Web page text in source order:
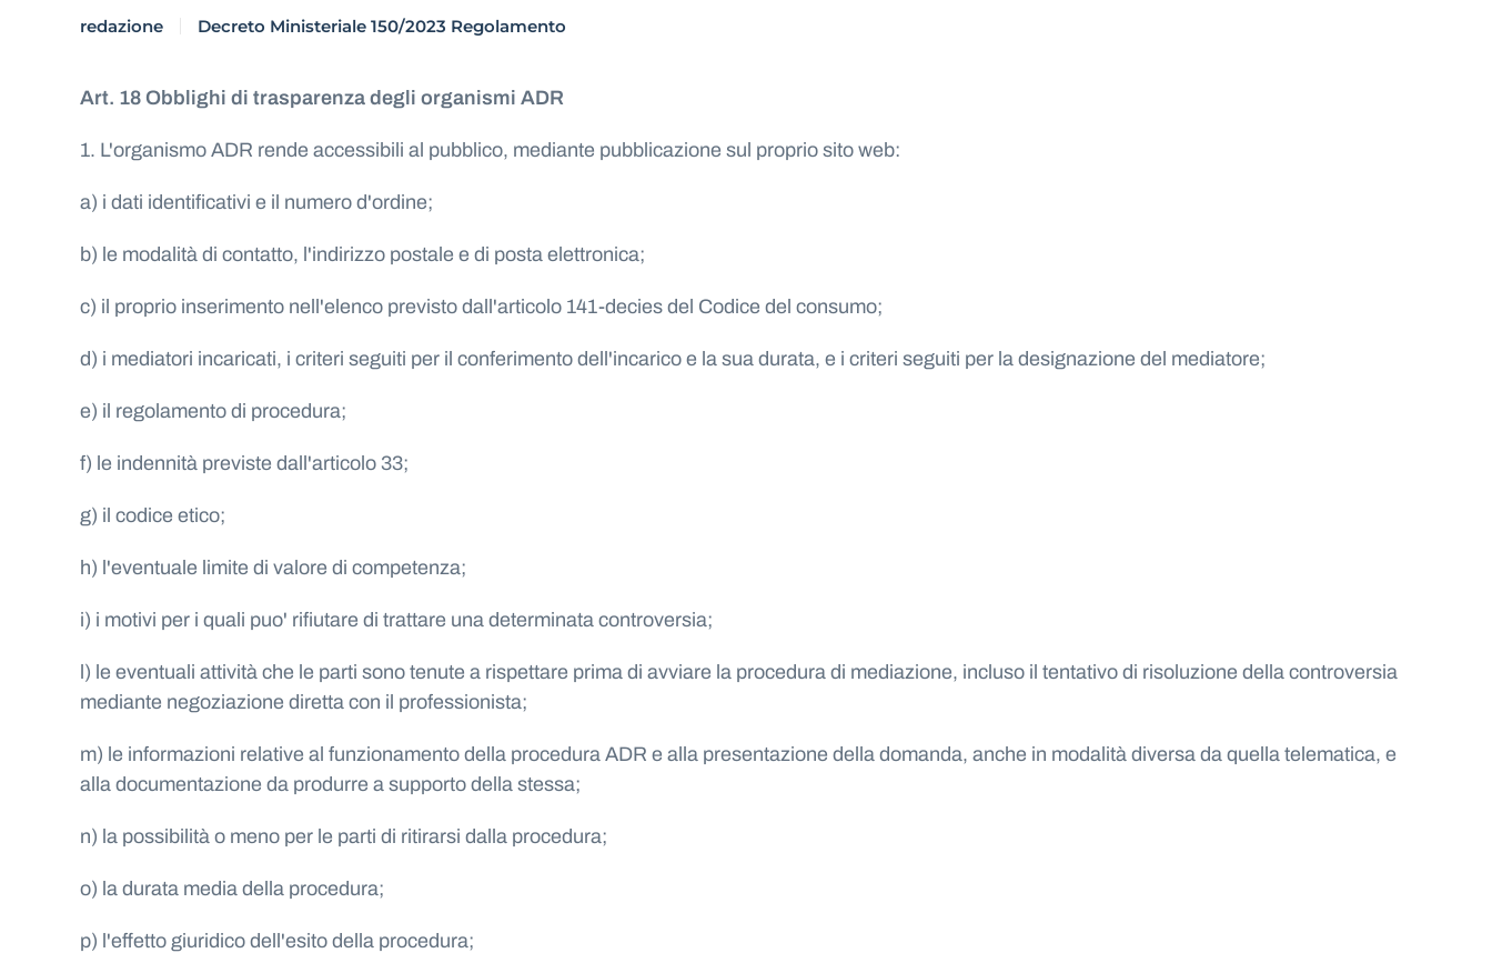
redazione Decreto Ministeriale 150/2023 Regolamento
Art. 18 Obblighi di trasparenza degli organismi ADR
1. L'organismo ADR rende accessibili al pubblico, mediante pubblicazione sul proprio sito web:
a) i dati identificativi e il numero d'ordine;
b) le modalità di contatto, l'indirizzo postale e di posta elettronica;
c) il proprio inserimento nell'elenco previsto dall'articolo 141-decies del Codice del consumo;
d) i mediatori incaricati, i criteri seguiti per il conferimento dell'incarico e la sua durata, e i criteri seguiti per la designazione del mediatore;
e) il regolamento di procedura;
f) le indennità previste dall'articolo 33;
g) il codice etico;
h) l'eventuale limite di valore di competenza;
i) i motivi per i quali puo' rifiutare di trattare una determinata controversia;
l) le eventuali attività che le parti sono tenute a rispettare prima di avviare la procedura di mediazione, incluso il tentativo di risoluzione della controversia
mediante negoziazione diretta con il professionista;
m) le informazioni relative al funzionamento della procedura ADR e alla presentazione della domanda, anche in modalità diversa da quella telematica, e
alla documentazione da produrre a supporto della stessa;
n) la possibilità o meno per le parti di ritirarsi dalla procedura;
o) la durata media della procedura;
p) l'effetto giuridico dell'esito della procedura;